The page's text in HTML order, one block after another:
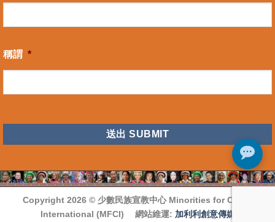
稱謂 *
Copyright 2026 © 少數民族宣教中心 Minorities for Christ
International (MFCI) 網站維運: 加利利創意傳媒